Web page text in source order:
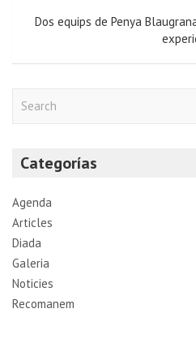
Dos equips de Penya
Categorías
Agenda
Articles
Diada
Galeria
Noticies
Recomanem